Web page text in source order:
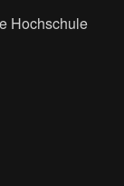
Hochschule